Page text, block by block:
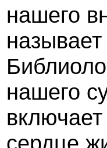
нашего
нашего
сердце